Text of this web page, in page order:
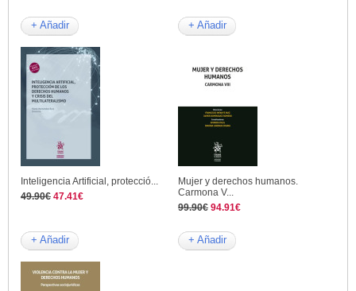
+ Añadir + Añadir
Inteligencia Artificial, protecció...
49.90€ 47.41€
+ Añadir
Mujer y derechos humanos.
Carmona V...
99.90€ 94.91€
+ Añadir